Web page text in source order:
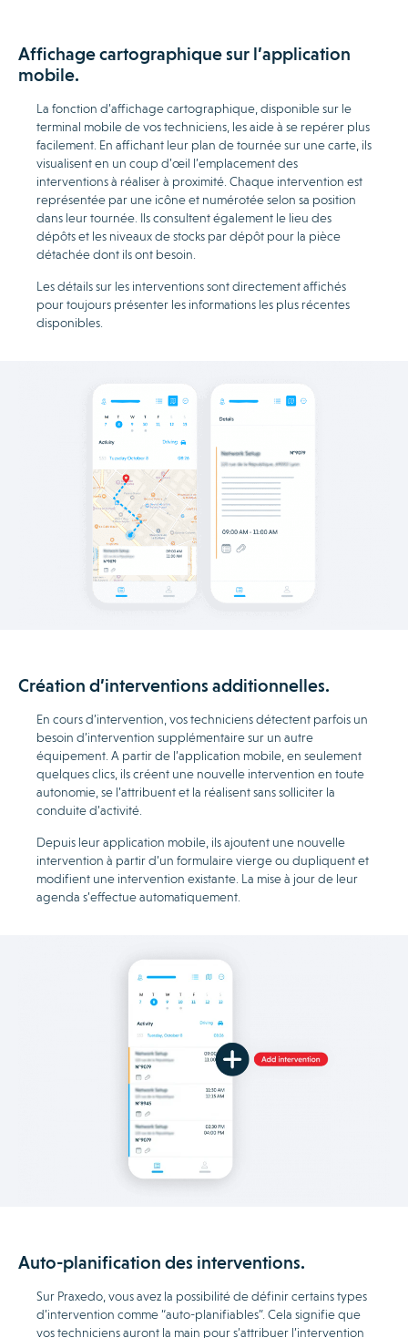
Affichage cartographique sur l’application
mobile.
La fonction d’affichage cartographique, disponible sur le
terminal mobile de vos techniciens, les aide à se repérer plus
facilement. En affichant leur plan de tournée sur une carte, ils
visualisent en un coup d’œil l’emplacement des
interventions à réaliser à proximité. Chaque intervention est
représentée par une icône et numérotée selon sa position
dans leur tournée. Ils consultent également le lieu des
dépôts et les niveaux de stocks par dépôt pour la pièce
détachée dont ils ont besoin.
Les détails sur les interventions sont directement affichés
pour toujours présenter les informations les plus récentes
disponibles.
Création d’interventions additionnelles.
En cours d’intervention, vos techniciens détectent parfois un
besoin d’intervention supplémentaire sur un autre
équipement. A partir de l’application mobile, en seulement
quelques clics, ils créent une nouvelle intervention en toute
autonomie, se l’attribuent et la réalisent sans solliciter la
conduite d’activité.
Depuis leur application mobile, ils ajoutent une nouvelle
intervention à partir d’un formulaire vierge ou dupliquent et
modifient une intervention existante. La mise à jour de leur
agenda s’effectue automatiquement.
Auto-planification des interventions.
Sur Praxedo, vous avez la possibilité de définir certains types
d’intervention comme “auto-planifiables”. Cela signifie que
vos techniciens auront la main pour s’attribuer l’intervention